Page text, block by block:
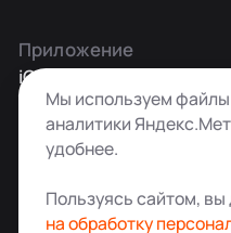
Приложение
iOS
Android
Мы используем
аналитики
удобнее.
Пользуясь сайтом,
на обработку